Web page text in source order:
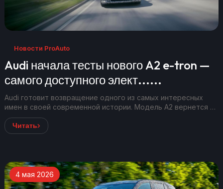
Новости ProAuto
Audi начала тесты нового A2 e-tron —
самого доступного элект......
Audi готовит возвращение одного из самых интересных
имен в своей современной истории. Модель A2 вернется в
совершенно но...
Читать
4 мая 2026